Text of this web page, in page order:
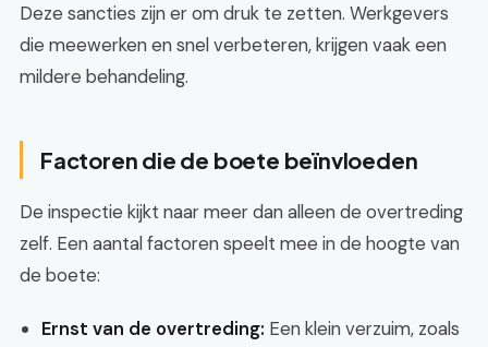
Deze sancties zijn er om druk te zetten. Werkgevers
die meewerken en snel verbeteren, krijgen vaak een
mildere behandeling.
Factoren die de boete beïnvloeden
De inspectie kijkt naar meer dan alleen de overtreding
zelf. Een aantal factoren speelt mee in de hoogte van
de boete:
Ernst van de overtreding: Een klein verzuim, zoals